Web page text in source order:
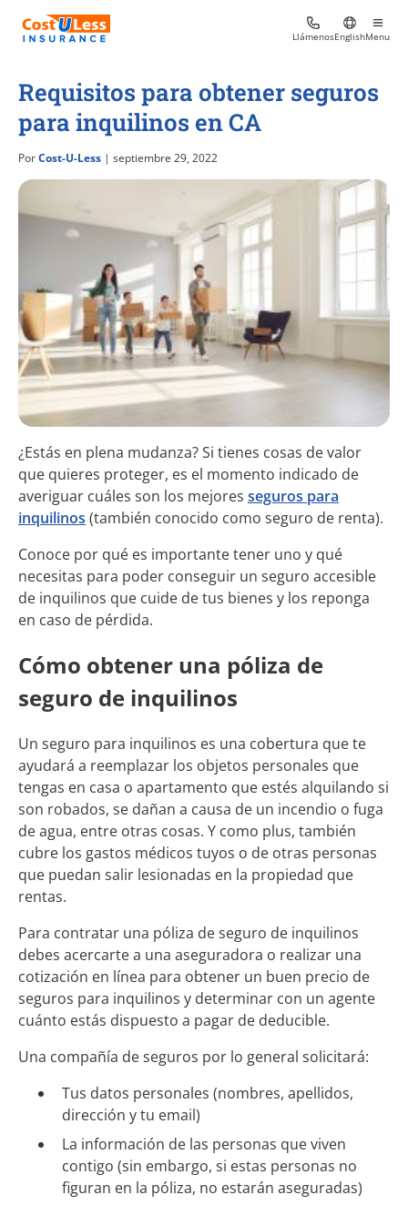
LlámenosEnglishMenu
Requisitos para obtener seguros
para inquilinos en CA
PorCost-U-Less | septiembre 29, 2022
¿Estás en plena mudanza? Si tienes cosas de valor
que quieres proteger, es el momento indicado de
averiguar cuáles son los mejores seguros para
inquilinos (también conocido como seguro de renta).
Conoce por qué es importante tener uno y qué
necesitas para poder conseguir un seguro accesible
de inquilinos que cuide de tus bienes y los reponga
en caso de pérdida.
Cómo obtener una póliza de
seguro de inquilinos
Un seguro para inquilinos es una cobertura que te
ayudará a reemplazar los objetos personales que
tengas en casa o apartamento que estés alquilando si
son robados, se dañan a causa de un incendio o fuga
de agua, entre otras cosas. Y como plus, también
cubre los gastos médicos tuyos o de otras personas
que puedan salir lesionadas en la propiedad que
rentas.
Para contratar una póliza de seguro de inquilinos
debes acercarte a una aseguradora o realizar una
cotización en línea para obtener un buen precio de
seguros para inquilinos y determinar con un agente
cuánto estás dispuesto a pagar de deducible.
Una compañía de seguros por lo general solicitará:
Tus datos personales (nombres, apellidos,
dirección y tu email)
La información de las personas que viven
contigo (sin embargo, si estas personas no
figuran en la póliza, no estarán aseguradas)